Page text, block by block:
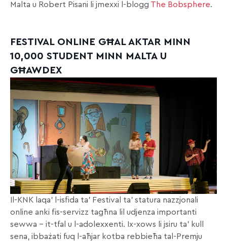
Malta u Robert Pisani li jmexxi l-blogg The Bobsphere.
FESTIVAL ONLINE GĦAL AKTAR MINN
10,000 STUDENT MINN MALTA U
GĦAWDEX
Il-KNK laqa’ l-isfida ta’ Festival ta’ statura nazzjonali
online anki fis-servizz tagħna lil udjenza importanti
sewwa – it-tfal u l-adolexxenti. Ix-xows li jsiru ta’ kull
sena, ibbażati fuq l-aħjar kotba rebbieħa tal-Premju